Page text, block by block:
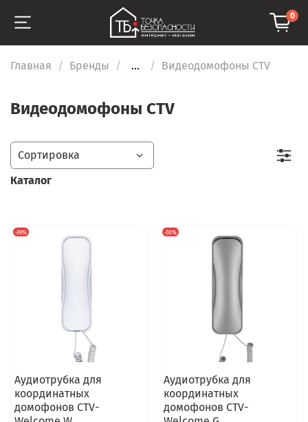
0
Главная Бренды ... Видеодомофоны CTV
Видеодомофоны CTV
-39%
Аудиотрубка для
координатных
домофонов CTV-
-30%
Аудиотрубка для
координатных
домофонов CTV-
Каталог